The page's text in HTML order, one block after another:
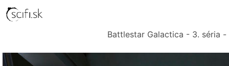
Battlestar Galactica - 3. séria